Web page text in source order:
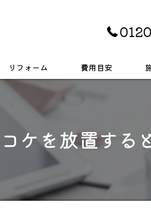
リフォーム
キッチン
トイレ
費用目安
コケを放置する